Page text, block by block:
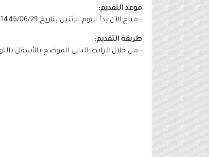
موعد التقديم:
- متاح الآن بدأ اليوم الإثنين بتاريخ 1446/06/29هـ الموافق 2024/12/30م.
طريقة التقديم:
- من خلال الرابط التالي الموضح بالأسفل